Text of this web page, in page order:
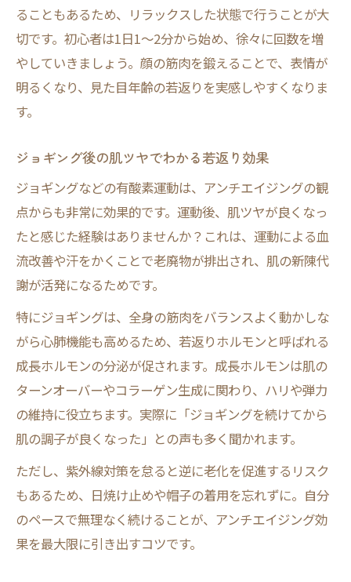
ることもあるため、リラックスした状態で行うことが大
切です。初心者は1日1〜2分から始め、徐々に回数を増
やしていきましょう。顔の筋肉を鍛えることで、表情が
明るくなり、見た目年齢の若返りを実感しやすくなりま
す。
ジョギング後の肌ツヤでわかる若返り効果
ジョギングなどの有酸素運動は、アンチエイジングの観
点からも非常に効果的です。運動後、肌ツヤが良くなっ
たと感じた経験はありませんか？これは、運動による血
流改善や汗をかくことで老廃物が排出され、肌の新陳代
謝が活発になるためです。
特にジョギングは、全身の筋肉をバランスよく動かしな
がら心肺機能も高めるため、若返りホルモンと呼ばれる
成長ホルモンの分泌が促されます。成長ホルモンは肌の
ターンオーバーやコラーゲン生成に関わり、ハリや弾力
の維持に役立ちます。実際に「ジョギングを続けてから
肌の調子が良くなった」との声も多く聞かれます。
ただし、紫外線対策を怠ると逆に老化を促進するリスク
もあるため、日焼け止めや帽子の着用を忘れずに。自分
のペースで無理なく続けることが、アンチエイジング効
果を最大限に引き出すコツです。